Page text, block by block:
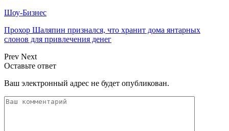
Шоу-Бизнес
Прохор Шаляпин признался, что хранит дома янтарных
слонов для привлечения денег
Prev Next
Оставьте ответ
Ваш электронный адрес не будет опубликован.